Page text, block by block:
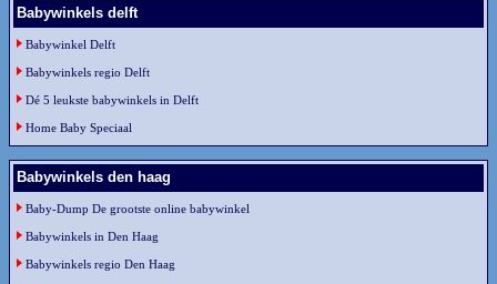
Babywinkels delft
Babywinkel Delft
Babywinkels regio Delft
Dé 5 leukste babywinkels in Delft
Home Baby Speciaal
Babywinkels den haag
Baby-Dump De grootste online babywinkel
Babywinkels in Den Haag
Babywinkels regio Den Haag